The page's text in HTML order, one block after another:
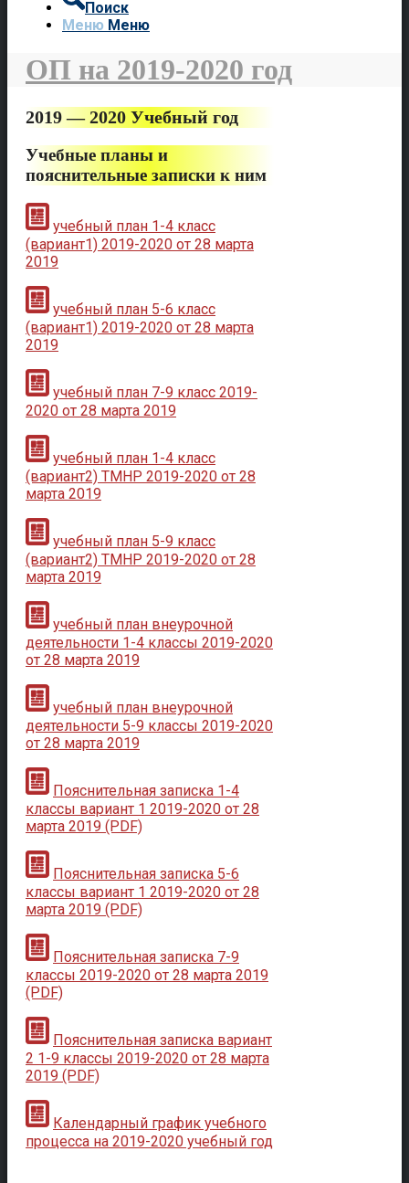
Поиск
Меню Меню
ОП на 2019-2020 год
2019 — 2020 Учебный год
Учебные планы и
пояснительные записки к ним
учебный план 1-4 класс
(вариант1) 2019-2020 от 28 марта
2019
учебный план 5-6 класс
(вариант1) 2019-2020 от 28 марта
2019
учебный план 7-9 класс 2019-
2020 от 28 марта 2019
учебный план 1-4 класс
(вариант2) ТМНР 2019-2020 от 28
марта 2019
учебный план 5-9 класс
(вариант2) ТМНР 2019-2020 от 28
марта 2019
учебный план внеурочной
деятельности 1-4 классы 2019-2020
от 28 марта 2019
учебный план внеурочной
деятельности 5-9 классы 2019-2020
от 28 марта 2019
Пояснительная записка 1-4
классы вариант 1 2019-2020 от 28
марта 2019 (PDF)
Пояснительная записка 5-6
классы вариант 1 2019-2020 от 28
марта 2019 (PDF)
Пояснительная записка 7-9
классы 2019-2020 от 28 марта 2019
(PDF)
Пояснительная записка вариант
2 1-9 классы 2019-2020 от 28 марта
2019 (PDF)
Календарный график учебного
процесса на 2019-2020 учебный год